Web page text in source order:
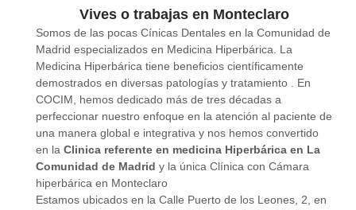
Vives o trabajas en Monteclaro
Somos de las pocas Cínicas Dentales en la Comunidad de
Madrid especializados en Medicina Hiperbárica. La
Medicina Hiperbárica tiene beneficios científicamente
demostrados en diversas patologías y tratamiento . En
COCIM, hemos dedicado más de tres décadas a
perfeccionar nuestro enfoque en la atención al paciente de
una manera global e integrativa y nos hemos convertido
en la Clinica referente en medicina Hiperbárica en La
Comunidad de Madrid y la única Clínica con Cámara
hiperbárica en Monteclaro
Estamos ubicados en la Calle Puerto de los Leones, 2, en